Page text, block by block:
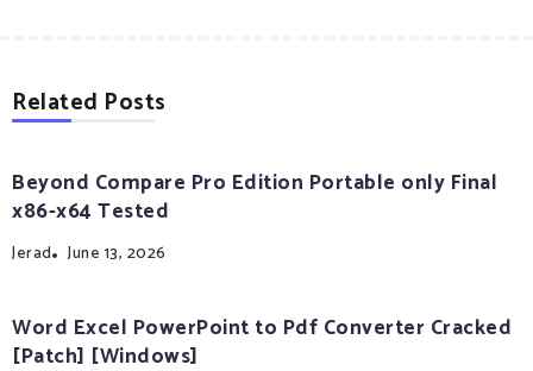
Related Posts
Beyond Compare Pro Edition Portable only Final
x86-x64 Tested
Jerad June 13, 2026
Word Excel PowerPoint to Pdf Converter Cracked
[Patch] [Windows]